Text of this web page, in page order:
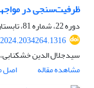
ظرفیت‌سنجی در
دوره 22، شماره 81، تابستان 1403، صفحه
سیدجلال الدین
مشاهده مقاله
اصل